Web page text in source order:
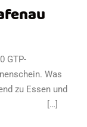
GTP-
Was
zu Essen und
[…]